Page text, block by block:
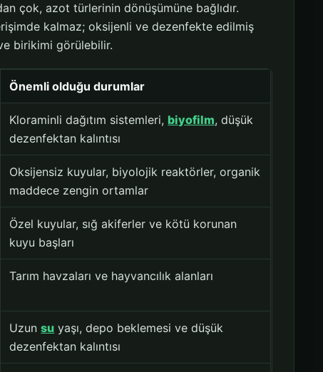
çok, azot türlerinin dönüşümüne bağlıdır.
kalmaz; oksijenli ve dezenfekte edilmiş
birikimi görülebilir.
Önemli olduğu durumlar
Kloraminli dağıtım sistemleri, biyofilm, düşük
dezenfektan kalıntısı
Oksijensiz kuyular, biyolojik reaktörler, organik
maddece zengin ortamlar
Özel kuyular, sığ akiferler ve kötü korunan
kuyu başları
Tarım havzaları ve hayvancılık alanları
Uzunsu yaşı, depo beklemesi ve düşük
dezenfektan kalıntısı